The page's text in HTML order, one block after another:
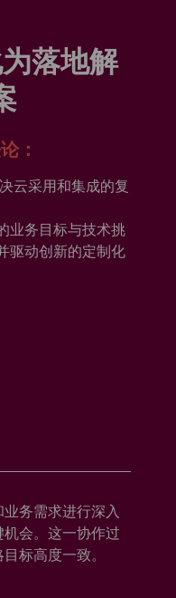
落地解
：
云采用和集成的复
业务目标与技术挑
驱动创新的定制化
务需求进行深入
会。这一协作过
标高度一致。